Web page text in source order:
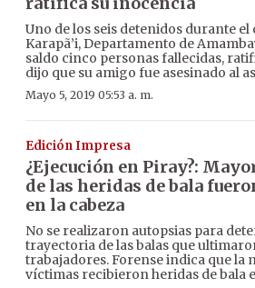
Uno de los seis detenidos durante
Karapã’i, Departamento de
saldo cinco personas fallecidas,
dijo que su amigo fue asesinado al
Mayo 5, 2019 05:53 a. m.
Edición Impresa
¿Ejecución en Piray?:
de las heridas de bala
en la cabeza
No se realizaron autopsias para
trayectoria de las balas que
trabajadores. Forense indica que la
víctimas recibieron heridas de bala